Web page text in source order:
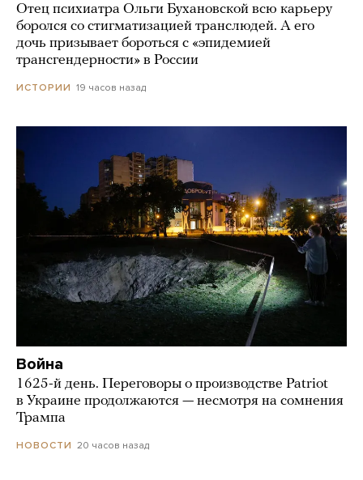
Отец психиатра Ольги Бухановской всю карьеру
боролся со стигматизацией транслюдей. А его
дочь призывает бороться с «эпидемией
трансгендерности» в России
ИСТОРИИ 19 часов назад
Война
1625-й день. Переговоры о производстве Patriot
в Украине продолжаются — несмотря на сомнения
Трампа
НОВОСТИ 20 часов назад